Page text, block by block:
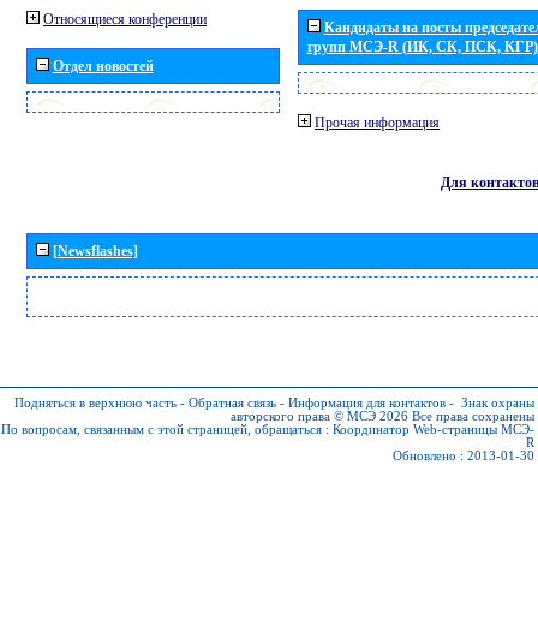
Относящиеся конференции
Отдел новостей
Кандидаты на посты
групп МСЭ-R (ИК, СК, ПСК, КГР)
Прочая информация
Для контактов
[Newsflashes]
Подняться в верхнюю часть - Обратная связь - Информация для контактов - Знак охраны
авторского права © МСЭ 2026 Все права сохранены
По вопросам, связанным с этой страницей, обращаться : Координатор Web-страницы МСЭ-
R
Обновлено : 2013-01-30